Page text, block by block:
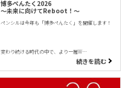
博多ぺんたく2026
〜未来に向けてReboot！〜
ペンシルは今年も「博多ぺんたく」を開催します！
変わり続ける時代の中で、より一層W…
続きを読む